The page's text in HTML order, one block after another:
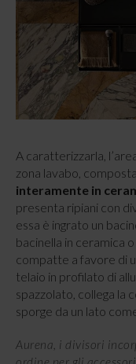
A caratterizzarla,
zona lavabo,
interamente in
presenta ripiani con
essa è ingrato un
bacinella in ceramica
compatte a favore di
telaio in profilato di
spazzolato, collega la
sporge da un lato
Aurena, i divisori